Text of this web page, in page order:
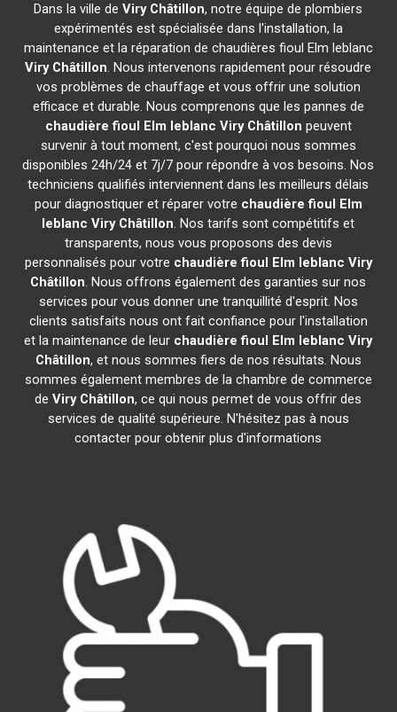
Dans la ville deViry Châtillon, notre équipe de plombiers
expérimentés est spécialisée dans l'installation, la
maintenance et la réparation de chaudières fioul Elm leblanc
Viry Châtillon. Nous intervenons rapidement pour résoudre
vos problèmes de chauffage et vous offrir une solution
efficace et durable. Nous comprenons que les pannes de
chaudière fioul Elm leblanc Viry Châtillon peuvent
survenir à tout moment, c'est pourquoi nous sommes
disponibles 24h/24 et 7j/7 pour répondre à vos besoins. Nos
techniciens qualifiés interviennent dans les meilleurs délais
pour diagnostiquer et réparer votre chaudière fioul Elm
leblanc Viry Châtillon. Nos tarifs sont compétitifs et
transparents, nous vous proposons des devis
personnalisés pour votre chaudière fioul Elm leblanc Viry
Châtillon. Nous offrons également des garanties sur nos
services pour vous donner une tranquillité d'esprit. Nos
clients satisfaits nous ont fait confiance pour l'installation
et la maintenance de leur chaudière fioul Elm leblanc Viry
Châtillon, et nous sommes fiers de nos résultats. Nous
sommes également membres de la chambre de commerce
deViry Châtillon, ce qui nous permet de vous offrir des
services de qualité supérieure. N'hésitez pas à nous
contacter pour obtenir plus d'informations